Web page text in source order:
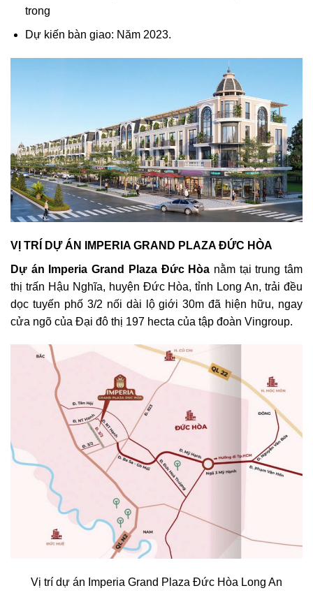
trong
Dự kiến bàn giao: Năm 2023.
VỊ TRÍ DỰ ÁN IMPERIA GRAND PLAZA ĐỨC HÒA
Dự án Imperia Grand Plaza Đức Hòa nằm tại trung tâm
thị trấn Hậu Nghĩa, huyện Đức Hòa, tỉnh Long An, trải đều
dọc tuyến phố 3/2 nối dài lộ giới 30m đã hiện hữu, ngay
cửa ngõ của Đại đô thị 197 hecta của tập đoàn Vingroup.
Vị trí dự án Imperia Grand Plaza Đức Hòa Long An